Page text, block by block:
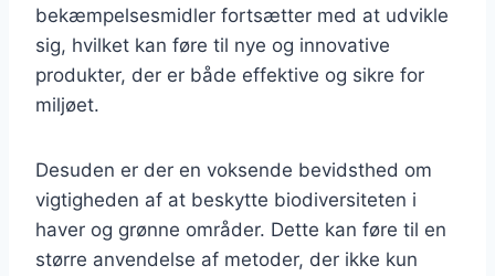
bekæmpelsesmidler fortsætter med at udvikle
sig, hvilket kan føre til nye og innovative
produkter, der er både effektive og sikre for
miljøet.
Desuden er der en voksende bevidsthed om
vigtigheden af at beskytte biodiversiteten i
haver og grønne områder. Dette kan føre til en
større anvendelse af metoder, der ikke kun